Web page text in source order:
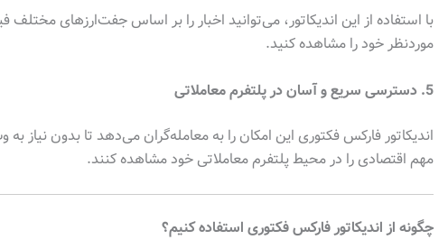
با استفاده از این اندیکاتور، می‌توانید اخبار را بر اساس جفت‌ارزهای مختلف
موردنظر خود را مشاهده کنید.
5. دسترسی سریع و آسان در پلتفرم معاملاتی
اندیکاتور فارکس فکتوری این امکان را به معامله‌گران می‌دهد تا بدون نیاز
مهم اقتصادی را در محیط پلتفرم معاملاتی خود مشاهده کنند.
چگونه از اندیکاتور فارکس فکتوری استفاده کنیم؟